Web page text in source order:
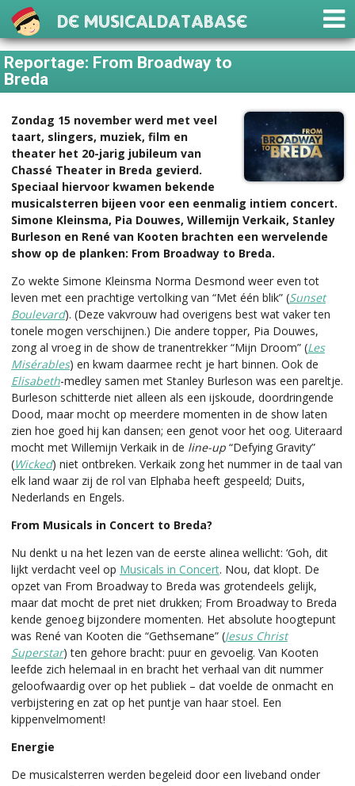
De Musicaldatabase
Reportage: From Broadway to
Breda
Zondag 15 november werd met veel
taart, slingers, muziek, film en
theater het 20-jarig jubileum van
Chassé Theater in Breda gevierd.
Speciaal hiervoor kwamen bekende
musicalsterren bijeen voor een eenmalig intiem concert.
Simone Kleinsma, Pia Douwes, Willemijn Verkaik, Stanley
Burleson en René van Kooten brachten een wervelende
show op de planken: From Broadway to Breda.
Zo wekte Simone Kleinsma Norma Desmond weer even tot
leven met een prachtige vertolking van “Met één blik” (Sunset
Boulevard). (Deze vakvrouw had overigens best wat vaker ten
tonele mogen verschijnen.) Die andere topper, Pia Douwes,
zong al vroeg in de show de tranentrekker “Mijn Droom” (Les
Misérables) en kwam daarmee recht je hart binnen. Ook de
Elisabeth-medley samen met Stanley Burleson was een pareltje.
Burleson schitterde niet alleen als een ijskoude, doordringende
Dood, maar mocht op meerdere momenten in de show laten
zien hoe goed hij kan dansen; een genot voor het oog. Uiteraard
mocht met Willemijn Verkaik in de line-up “Defying Gravity”
(Wicked) niet ontbreken. Verkaik zong het nummer in de taal van
elk land waar zij de rol van Elphaba heeft gespeeld; Duits,
Nederlands en Engels.
From Musicals in Concert to Breda?
Nu denkt u na het lezen van de eerste alinea wellicht: ‘Goh, dit
lijkt verdacht veel op Musicals in Concert. Nou, dat klopt. De
opzet van From Broadway to Breda was grotendeels gelijk,
maar dat mocht de pret niet drukken; From Broadway to Breda
kende genoeg bijzondere momenten. Het absolute hoogtepunt
was René van Kooten die “Gethsemane” (Jesus Christ
Superstar) ten gehore bracht: puur en gevoelig. Van Kooten
leefde zich helemaal in en bracht het verhaal van dit nummer
geloofwaardig over op het publiek – dat voelde de onmacht en
verbijstering en zat op het puntje van haar stoel. Een
kippenvelmoment!
Energie
De musicalsterren werden begeleid door een liveband onder